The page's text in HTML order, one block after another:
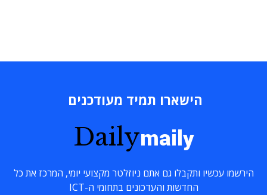
הישארו תמיד מעודכנים
Dailymaily
הירשמו עכשיו ותקבלו גם אתם ניוזלטר מקצועי יומי, המרכז את כל
החדשות והעדכונים בתחומי ה-ICT